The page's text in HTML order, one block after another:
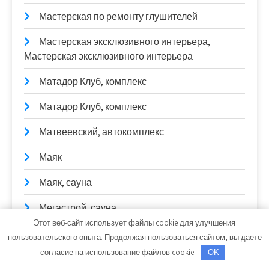
Мастерская по ремонту глушителей
Мастерская эксклюзивного интерьера,
Мастерская эксклюзивного интерьера
Матадор Клуб, комплекс
Матадор Клуб, комплекс
Матвеевский, автокомплекс
Маяк
Маяк, сауна
Мегастрой, сауна
Медвежий угол, оздоровительный комплекс
Медвежий угол, оздоровительный комплекс
Этот веб-сайт использует файлы cookie для улучшения
пользовательского опыта. Продолжая пользоваться сайтом, вы даете
согласие на использование файлов cookie.
OK